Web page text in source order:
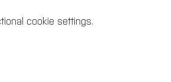
cookie settings.